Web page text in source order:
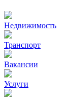
Недвижимость
Транспорт
Вакансии
Услуги